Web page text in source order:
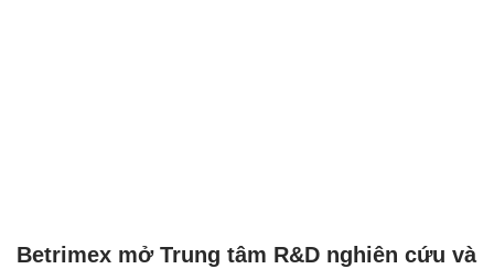
Betrimex mở Trung tâm R&D nghiên cứu và